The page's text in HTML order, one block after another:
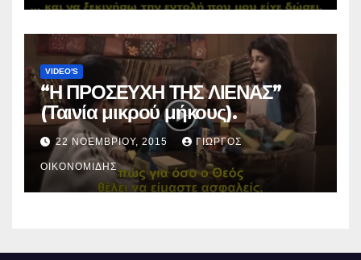
VIDEO'S
“Η ΠΡΟΣΕΥΧΗ ΤΗΣ ΛΙΕΝΑΣ”
(Ταινία μικρού μήκους).
22 ΝΟΕΜΒΡΊΟΥ, 2015 ΓΙΏΡΓΟΣ
ΟΙΚΟΝΟΜΊΔΗΣ